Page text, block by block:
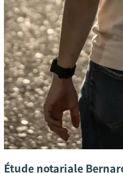
Étude notariale